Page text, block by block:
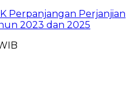
Perpanjangan Perjanjian
2023 dan 2025